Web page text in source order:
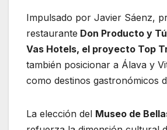
Impulsado por Javier Sáenz,
restaurante Don Producto y
Vas Hotels, el proyecto Top
también posicionar a Álava y
como destinos gastronómicos
La elección del Museo de